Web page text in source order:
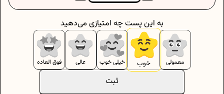
ثبت
معمولی خوب خیلی خوب عالی فوق العاده
به این پست چه امتیازی می‌دهید